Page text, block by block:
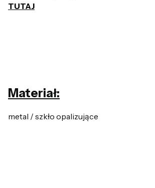
TUTAJ
Materiał:
metal / szkło opalizujące